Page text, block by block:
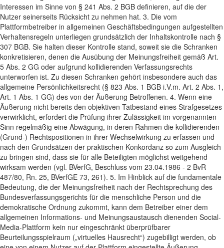
Interessen im Sinne von § 241 Abs. 2 BGB definieren, auf die der
Nutzer seinerseits Rücksicht zu nehmen hat. 3. Die vom
Plattformbetreiber in allgemeinen Geschäftsbedingungen aufgestellten
Verhaltensregeln unterliegen grundsätzlich der Inhaltskontrolle nach §
307 BGB. Sie halten dieser Kontrolle stand, soweit sie die Schranken
konkretisieren, denen die Ausübung der Meinungsfreiheit gemäß Art.
5 Abs. 2 GG oder aufgrund kollidierenden Verfassungsrechts
unterworfen ist. Zu diesen Schranken gehört insbesondere auch das
allgemeine Persönlichkeitsrecht (§ 823 Abs. 1 BGB i.V.m. Art. 2 Abs. 1,
Art. 1 Abs. 1 GG) des von der Äußerung Betroffenen. 4. Wenn eine
Äußerung nicht bereits den objektiven Tatbestand eines Strafgesetzes
verwirklicht, erfordert die Prüfung ihrer Zulässigkeit im vorgenannten
Sinn regelmäßig eine Abwägung, in deren Rahmen die kollidierenden
(Grund-) Rechtspositionen in ihrer Wechselwirkung zu erfassen und
nach den Grundsätzen der praktischen Konkordanz so zum Ausgleich
zu bringen sind, dass sie für alle Beteiligten möglichst weitgehend
wirksam werden (vgl. BVerfG, Beschluss vom 23.04.1986 - 2 BvR
487/80, Rn. 25, BVerfGE 73, 261). 5. Im Hinblick auf die fundamentale
Bedeutung, die der Meinungsfreiheit nach der Rechtsprechung des
Bundesverfassungsgerichts für die menschliche Person und die
demokratische Ordnung zukommt, kann dem Betreiber einer dem
allgemeinen Informations- und Meinungsaustausch dienenden Social-
Media-Plattform kein nur eingeschränkt überprüfbarer
Beurteilungsspielraum („virtuelles Hausrecht“) zugebilligt werden, ob